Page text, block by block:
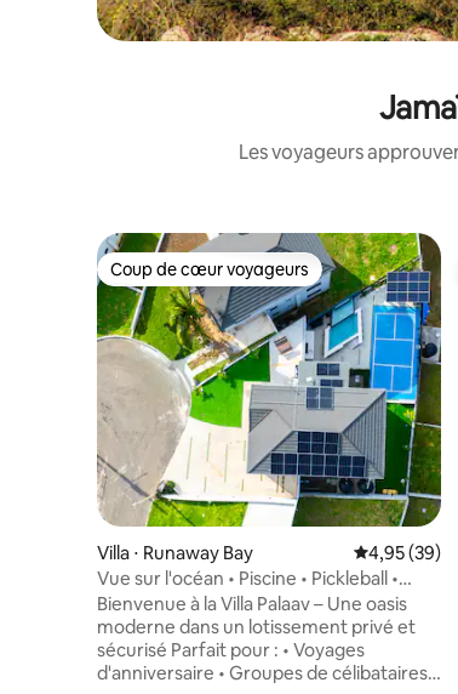
Les voyageurs
Coup de cœur voyageurs
Coup de cœur voyageurs
Villa ⋅ Runaway Bay Évaluation
4,95 (39)
Vue sur l'océan • Piscine • Pickleball •
Fermé | Pour 12
Bienvenue à la Villa Palaav – Une oasis
moderne dans un lotissement privé et
sécurisé Parfait pour : • Voyages
d'anniversaire • Groupes de célibataires •